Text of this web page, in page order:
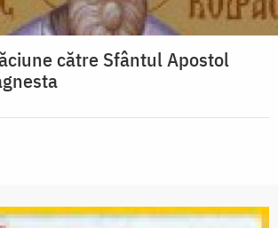
către Sfântul Apostol